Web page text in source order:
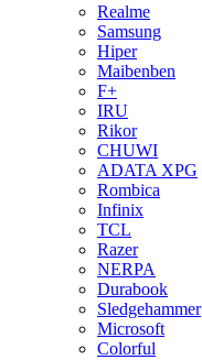
Realme
Samsung
Hiper
Maibenben
F+
IRU
Rikor
CHUWI
ADATA XPG
Rombica
Infinix
TCL
Razer
NERPA
Durabook
Sledgehammer
Microsoft
Colorful